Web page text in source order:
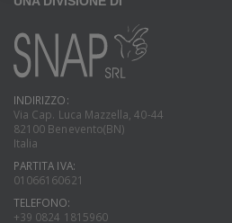
INDIRIZZO:
Via Cap. Luca Mazzella, 40-44
82100 Benevento(BN)
Italia
PARTITA IVA:
01066160621
TELEFONO:
+39 0824 1815960